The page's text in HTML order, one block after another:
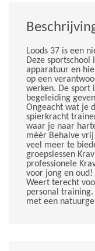
Loods 37 is een
Deze
apparatuur en
op een
werken. De sport
begeleiding
Ongeacht wat je
spierkracht
waar je naar
méér Behalve
veel meer te
groepslessen
professionele
voor jong en oud!
Weert terecht
personal training.
met een